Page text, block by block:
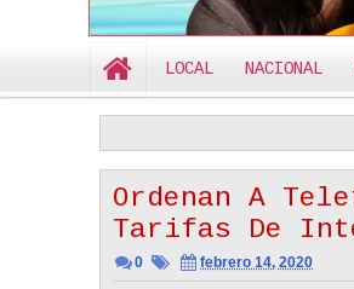
LOCAL NACIONAL
Ordenan A
Tarifas De
0 febrero 14, 2020